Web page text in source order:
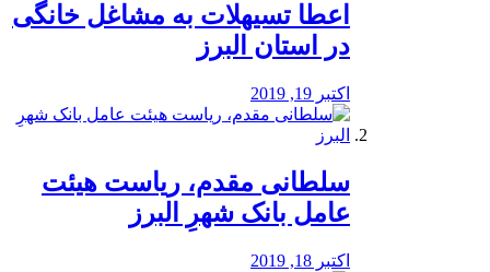
️اعطا تسیهلات به مشاغل خانگی
در استان البرز
اکتبر 19, 2019
سلطانی مقدم، ریاست هیئت
عامل بانک شهرِ البرز
اکتبر 18, 2019